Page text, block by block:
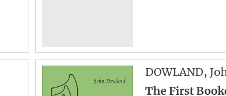
DOWLAND,
The First